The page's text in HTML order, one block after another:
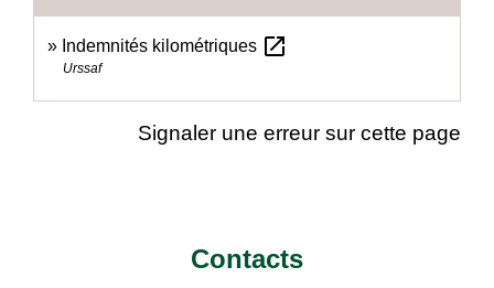
Indemnités kilométriques open_in_new
Urssaf
Signaler une erreur sur cette page
Contacts